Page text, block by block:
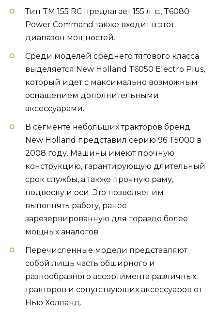
Тип TM 155 RC предлагает 155 л. с., T6080
Power Command также входит в этот
диапазон мощностей.
Среди моделей среднего тягового класса
выделяется New Holland T6050 Electro Plus,
который идет с максимально возможным
оснащением дополнительными
аксессуарами.
В сегменте небольших тракторов бренд
New Holland представил серию 96 T5000 в
2008 году. Машины имеют прочную
конструкцию, гарантирующую длительный
срок службы, а также прочную раму,
подвеску и оси. Это позволяет им
выполнять работу, ранее
зарезервированную для гораздо более
мощных аналогов.
Перечисленные модели представляют
собой лишь часть обширного и
разнообразного ассортимента различных
тракторов и сопутствующих аксессуаров от
Нью Холланд.